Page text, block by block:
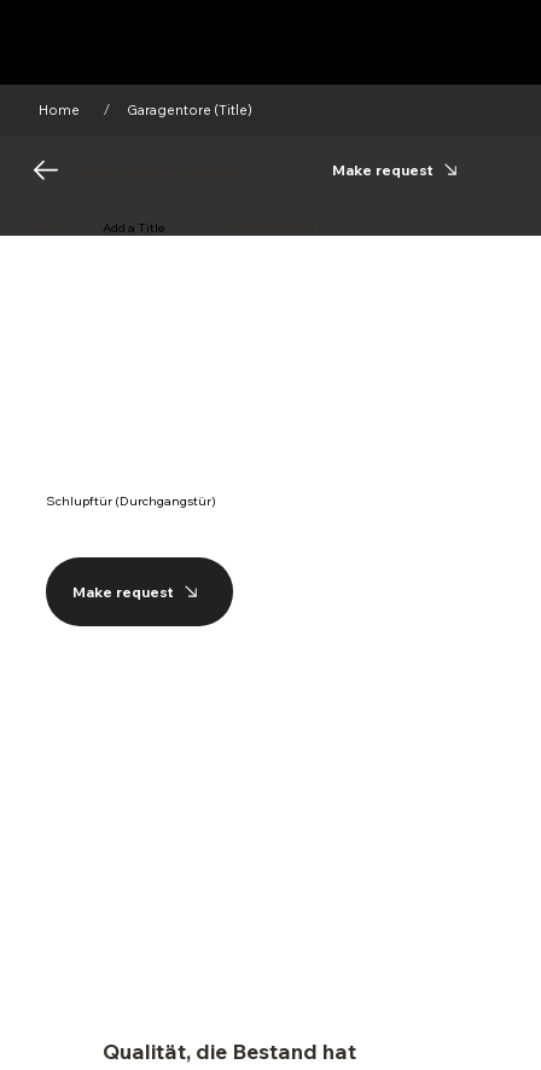
Schlupftür (Durchgangstür)
Make request
Qualität, die Bestand hat
Add a Title
Make request
Home / Garagentore (Title)